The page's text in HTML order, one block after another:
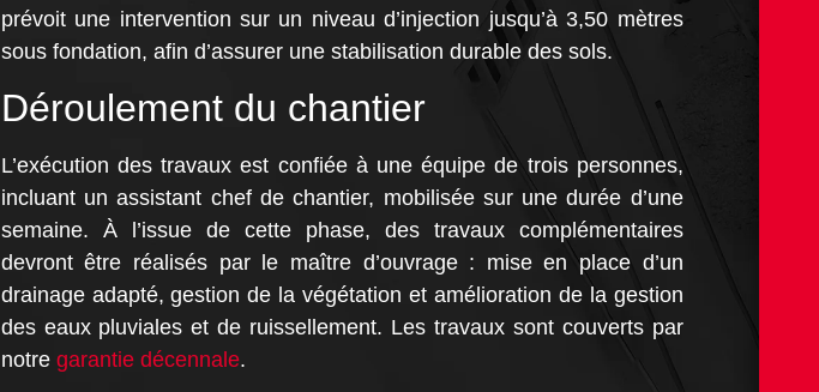
prévoit une intervention sur un niveau d’injection jusqu’à 3,50 mètres
sous fondation, afin d’assurer une stabilisation durable des sols.
Déroulement du chantier
L’exécution des travaux est confiée à une équipe de trois personnes,
incluant un assistant chef de chantier, mobilisée sur une durée d’une
semaine. À l’issue de cette phase, des travaux complémentaires
devront être réalisés par le maître d’ouvrage : mise en place d’un
drainage adapté, gestion de la végétation et amélioration de la gestion
des eaux pluviales et de ruissellement. Les travaux sont couverts par
notre garantie décennale.